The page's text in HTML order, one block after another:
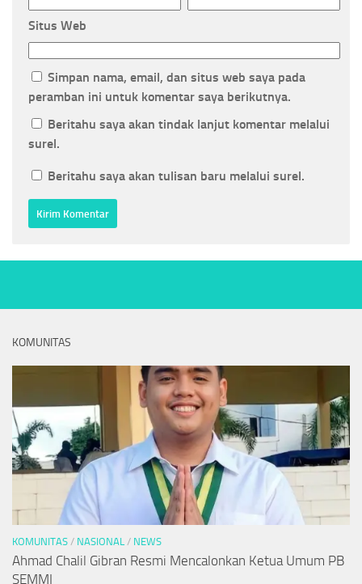
Situs Web
Simpan nama, email, dan situs web saya pada
peramban ini untuk komentar saya berikutnya.
Beritahu saya akan tindak lanjut komentar melalui
surel.
Beritahu saya akan tulisan baru melalui surel.
KOMUNITAS
KOMUNITAS / NASIONAL / NEWS
Ahmad Chalil Gibran Resmi Mencalonkan Ketua Umum PB
SEMMI